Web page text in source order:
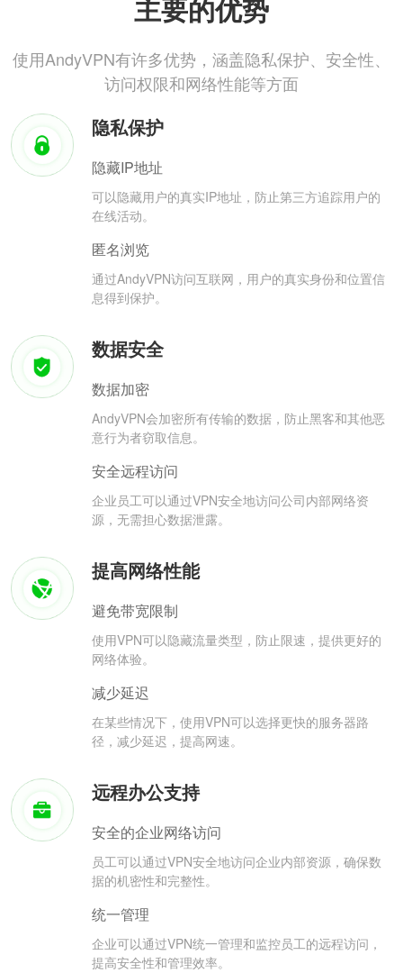
主要的优势
使用AndyVPN有许多优势，涵盖隐私保护、安全性、
访问权限和网络性能等方面
隐私保护
隐藏IP地址
可以隐藏用户的真实IP地址，防止第三方追踪用户的
在线活动。
匿名浏览
通过AndyVPN访问互联网，用户的真实身份和位置信
息得到保护。
数据安全
数据加密
AndyVPN会加密所有传输的数据，防止黑客和其他恶
意行为者窃取信息。
安全远程访问
企业员工可以通过VPN安全地访问公司内部网络资
源，无需担心数据泄露。
提高网络性能
避免带宽限制
使用VPN可以隐藏流量类型，防止限速，提供更好的
网络体验。
减少延迟
在某些情况下，使用VPN可以选择更快的服务器路
径，减少延迟，提高网速。
远程办公支持
安全的企业网络访问
员工可以通过VPN安全地访问企业内部资源，确保数
据的机密性和完整性。
统一管理
企业可以通过VPN统一管理和监控员工的远程访问，
提高安全性和管理效率。